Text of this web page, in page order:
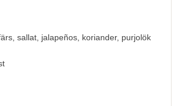
sallat, jalapeños, koriander, purjolök